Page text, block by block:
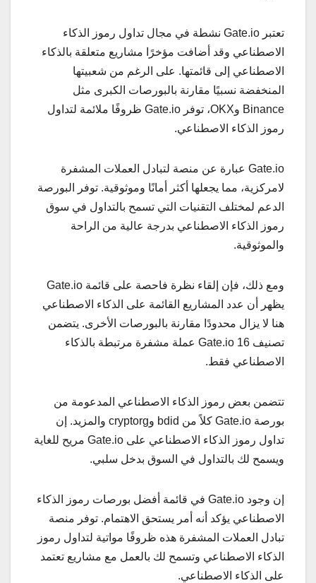
تعتبر Gate.io نشطة في مجال تداول رموز الذكاء
الاصطناعي وقد أضافت مؤخرًا مشاريع متعلقة بالذكاء
الاصطناعي إلى قائمتها. على الرغم من شعبيتها
المنخفضة نسبيًا مقارنة بالبورصات الكبرى مثل
Binance وOKX، توفر Gate.io ظروفًا ملائمة لتداول
رموز الذكاء الاصطناعي.
Gate.io عبارة عن منصة لتبادل العملات المشفرة
لامركزية، مما يجعلها أكثر أمانًا وموثوقية. توفر البورصة
الدعم لمختلف التقنيات التي تسمح بالتداول في سوق
رموز الذكاء الاصطناعي بدرجة عالية من الراحة
والموثوقية.
ومع ذلك، فإن إلقاء نظرة فاحصة على قائمة Gate.io
يظهر أن عدد المشاريع القائمة على الذكاء الاصطناعي
هنا لا يزال محدودًا مقارنة بالبورصات الأخرى. يتضمن
تصنيف Gate.io 16 عملة مشفرة مرتبطة بالذكاء
الاصطناعي فقط.
تتضمن بعض رموز الذكاء الاصطناعي المدعومة من
بورصة Gate.io كلاً من bdid وcryptorg والمزيد. إن
تداول رموز الذكاء الاصطناعي على Gate.io مريح للغاية
ويسمح لك بالتداول في السوق بدخل سلبي.
إن وجود Gate.io في قائمة أفضل بورصات رموز الذكاء
الاصطناعي يؤكد أنه أمر يستحق الاهتمام. توفر منصة
تبادل العملات المشفرة هذه ظروفًا مواتية لتداول رموز
الذكاء الاصطناعي وتسمح لك بالعمل مع مشاريع تعتمد
على الذكاء الاصطناعي.